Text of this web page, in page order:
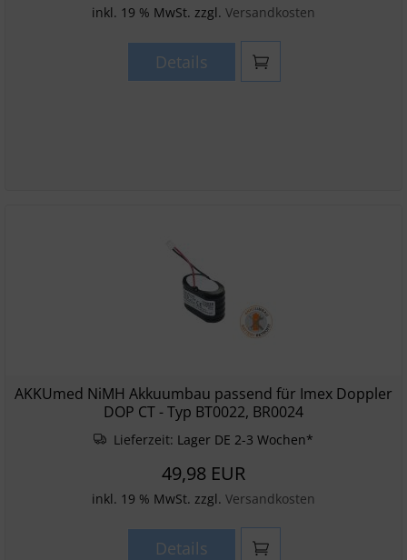
inkl. 19 % MwSt. zzgl. Versandkosten
Details
AKKUmed NiMH Akkuumbau passend für Imex Doppler
DOP CT - Typ BT0022, BR0024
Lieferzeit: Lager DE 2-3 Wochen*
49,98 EUR
inkl. 19 % MwSt. zzgl. Versandkosten
Details